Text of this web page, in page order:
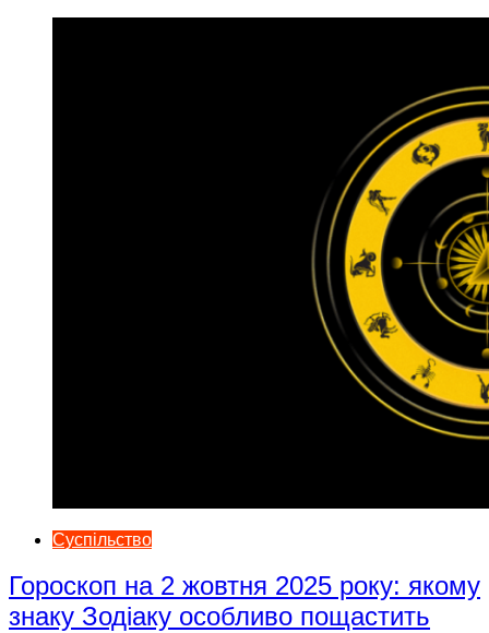
Суспільство
Гороскоп на 2 жовтня 2025 року: якому
знаку Зодіаку особливо пощастить